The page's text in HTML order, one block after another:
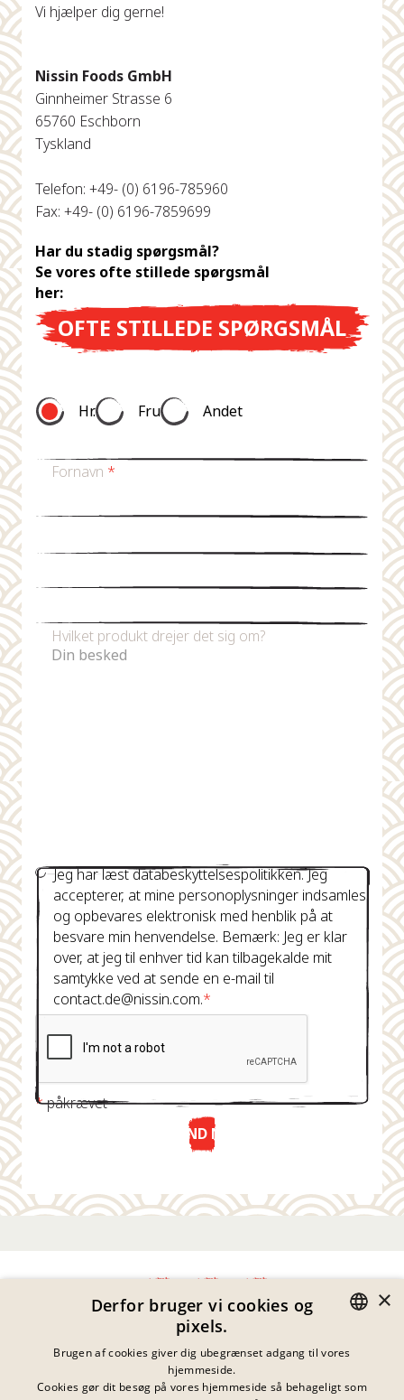
Vi hjælper dig gerne!
Nissin Foods GmbH
Ginnheimer Strasse 6
65760 Eschborn
Tyskland
Telefon: +49- (0) 6196-785960
Fax: +49- (0) 6196-7859699
Har du stadig spørgsmål?
Se vores ofte stillede spørgsmål
her:
OFTE STILLEDE SPØRGSMÅL
Hr. Fru Andet
Fornavn *
Hvilket produkt drejer det sig om?
Jeg har læst databeskyttelsespolitikken. Jeg
accepterer, at mine personoplysninger indsamles
og opbevares elektronisk med henblik på at
besvare min henvendelse. Bemærk: Jeg er klar
over, at jeg til enhver tid kan tilbagekalde mit
samtykke ved at sende en e-mail til
contact.de@nissin.com.*
*påkrævet
SEND NU
Fortrolighedserklæring
Impressum
Juridiske Meddelelser
GERMAN
×
Derfor bruger vi cookies og
pixels.
Brugen af cookies giver dig ubegrænset adgang til vores
hjemmeside.
Cookies gør dit besøg på vores hjemmeside så behageligt som